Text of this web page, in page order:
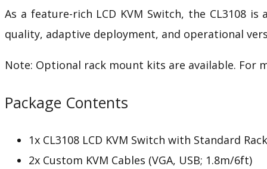
As a feature-rich LCD KVM Switch, the CL3108
quality, adaptive deployment, and operational
Note: Optional rack mount kits are available. For
Package Contents
1x CL3108 LCD KVM Switch with Standard
2x Custom KVM Cables (VGA, USB; 1.8m/6ft)